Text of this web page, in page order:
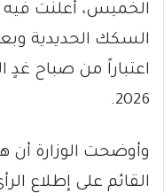
الخميس، أعلنت فيه
السكك الحديدية
2026.
وأوضحت الوزارة أن
القائم على إطلاع